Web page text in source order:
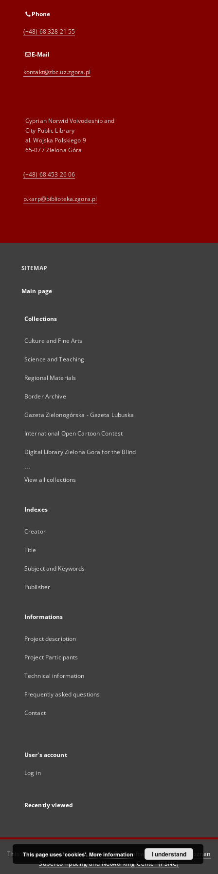
Phone
(+48) 68 328 21 55
E-Mail
kontakt@zbc.uz.zgora.pl
Cyprian Norwid Voivodeship and
City Public Library
al. Wojska Polskiego 9
65-077 Zielona Góra
(+48) 68 453 26 06
p.karp@biblioteka.zgora.pl
SITEMAP
Main page
Collections
Culture and Fine Arts
Science and Teaching
Regional Materials
Border Archive
Gazeta Zielonogórska - Gazeta Lubuska
International Open Cartoon Contest
Digital Library Zielona Gora for the Blind
...
View all collections
Indexes
Creator
Title
Subject and Keywords
Publisher
Informations
Project description
Project Participants
Technical information
Frequently asked questions
Contact
User's account
Log in
Recently viewed
This service runs onDInGO dLibra 6.3.21software created by
Poznan
Supercomputing and Networking Center (PSNC)
This page uses 'cookies'. More information I understand